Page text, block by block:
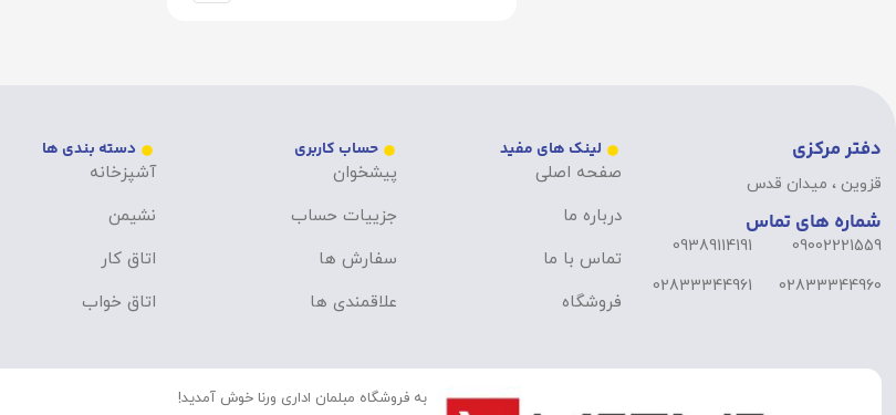
دفتر مرکزی
قزوین ، میدان قدس
شماره های تماس
09002221559
02833344960
09389114191
02833344961
لینک های مفید
صفحه اصلی
درباره ما
تماس با ما
فروشگاه
حساب کاربری
پیشخوان
جزییات حساب
سفارش ها
علاقمندی ها
دسته بندی ها
آشپزخانه
نشیمن
اتاق کار
اتاق خواب
به فروشگاه مبلمان اداری ورنا خوش آمدید!